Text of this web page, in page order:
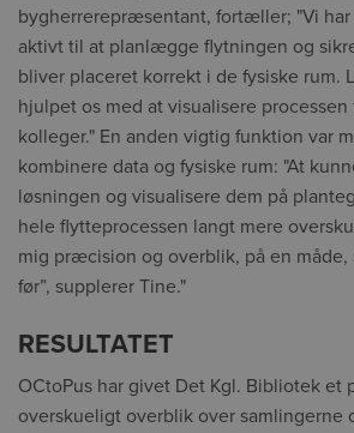
bygherrerepræsentant, fortæller; "Vi har
aktivt til at planlægge flytningen og
bliver placeret korrekt i de fysiske rum.
hjulpet os med at visualisere processen
kolleger." En anden vigtig funktion var
kombinere data og fysiske rum: "At
løsningen og visualisere dem på
hele flytteprocessen langt mere
mig præcision og overblik, på en måde,
før”, supplerer Tine."
RESULTATET
OCtoPus har givet Det Kgl. Bibliotek et
overskueligt overblik over samlingerne